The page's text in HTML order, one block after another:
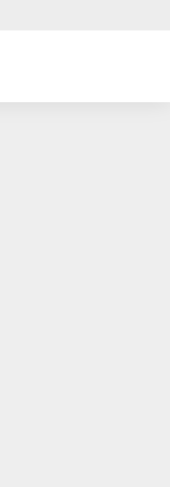
2025, Realisasi APBD